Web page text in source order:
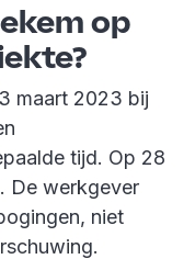
op
maart 2023 bij
tijd. Op 28
De werkgever
niet